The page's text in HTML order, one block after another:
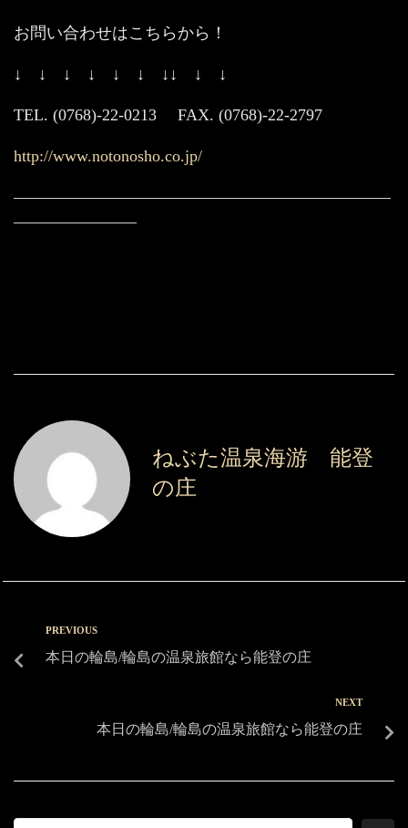
お問い合わせはこちらから！
↓ ↓ ↓ ↓ ↓ ↓ ↓↓ ↓ ↓
TEL. (0768)-22-0213 FAX. (0768)-22-2797
http://www.notonosho.co.jp/
———————————————————————
———————–
ねぶた温泉海游 能登
の庄
PREVIOUS
本日の輪島/輪島の温泉旅館なら能登の庄
NEXT
本日の輪島/輪島の温泉旅館なら能登の庄